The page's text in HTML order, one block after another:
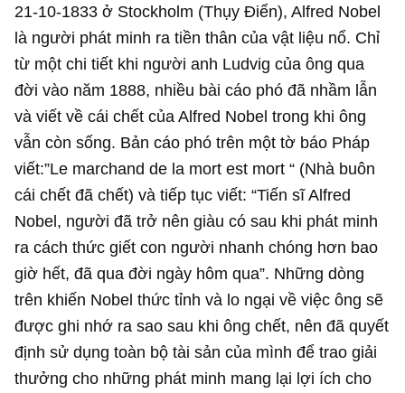
21-10-1833 ở Stockholm (Thụy Điển), Alfred Nobel
là người phát minh ra tiền thân của vật liệu nổ. Chỉ
từ một chi tiết khi người anh Ludvig của ông qua
đời vào năm 1888, nhiều bài cáo phó đã nhầm lẫn
và viết về cái chết của Alfred Nobel trong khi ông
vẫn còn sống. Bản cáo phó trên một tờ báo Pháp
viết:”Le marchand de la mort est mort “ (Nhà buôn
cái chết đã chết) và tiếp tục viết: “Tiến sĩ Alfred
Nobel, người đã trở nên giàu có sau khi phát minh
ra cách thức giết con người nhanh chóng hơn bao
giờ hết, đã qua đời ngày hôm qua”. Những dòng
trên khiến Nobel thức tỉnh và lo ngại về việc ông sẽ
được ghi nhớ ra sao sau khi ông chết, nên đã quyết
định sử dụng toàn bộ tài sản của mình để trao giải
thưởng cho những phát minh mang lại lợi ích cho